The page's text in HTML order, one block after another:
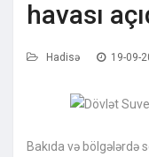
havası
Hadisə 19-09-
Bakıda və bölgələrdə